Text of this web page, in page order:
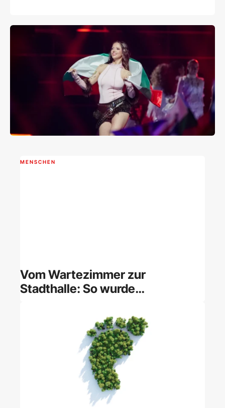
MENSCHEN
Vom Wartezimmer zur
Stadthalle: So wurde
Siegertitel 2026